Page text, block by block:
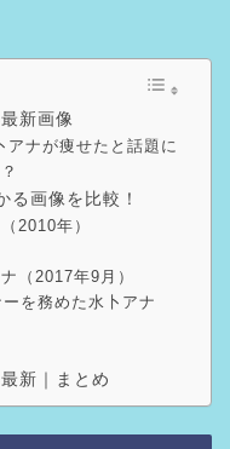
新画像
ナが痩せたと話題に
る画像を比較！
2010年）
（2017年9月）
を務めた水卜アナ
新｜まとめ